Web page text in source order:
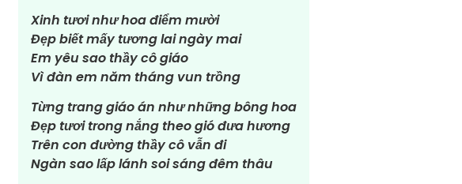
Xinh tươi như hoa điểm mười
Đẹp biết mấy tương lai ngày mai
Em yêu sao thầy cô giáo
Vì đàn em năm tháng vun trồng
Từng trang giáo án như những bông hoa
Đẹp tươi trong nắng theo gió đưa hương
Trên con đường thầy cô vẫn đi
Ngàn sao lấp lánh soi sáng đêm thâu